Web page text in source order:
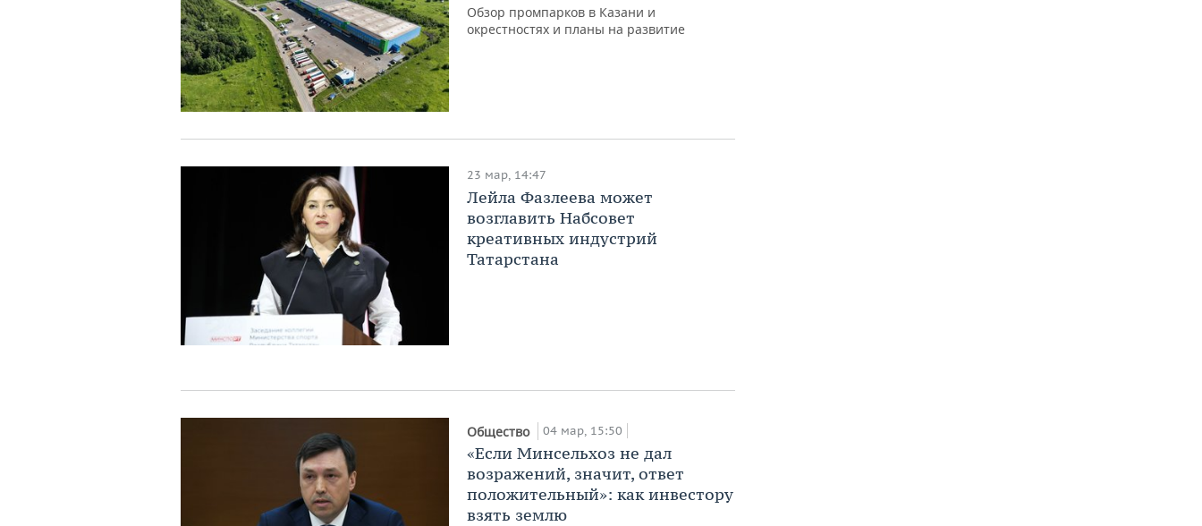
Обзор промпарков в Казани и
окрестностях и планы на развитие
23 мар, 14:47
Лейла Фазлеева может
возглавить Набсовет
креативных индустрий
Татарстана
Общество 04 мар, 15:50
«Если Минсельхоз не дал
возражений, значит, ответ
положительный»: как инвестору
взять землю